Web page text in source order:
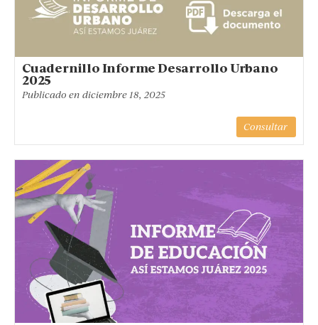
Cuadernillo Informe Desarrollo Urbano
2025
Publicado en diciembre 18, 2025
Consultar